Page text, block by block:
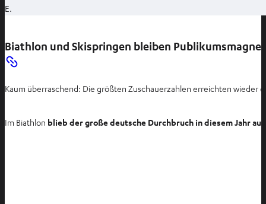
u
T
b
E.
Biathlon und Skispringen bleiben
Kaum überraschend: Die größten Zuschauerzahlen erreichten wieder
Im Biathlon blieb der große deutsche Durchbruch in diesem Jahr aus